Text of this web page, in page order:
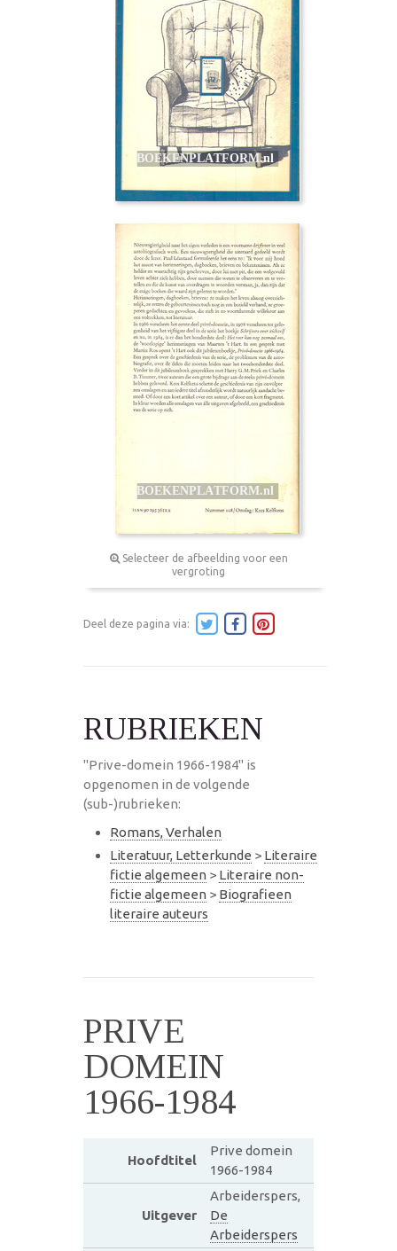
Selecteer de afbeelding voor een
vergroting
Deel deze pagina via:
RUBRIEKEN
"Prive-domein 1966-1984" is
opgenomen in de volgende
(sub-)rubrieken:
Romans, Verhalen
Literatuur, Letterkunde > Literaire
fictie algemeen > Literaire non-
fictie algemeen > Biografieen
literaire auteurs
PRIVE
DOMEIN
1966-1984
Hoofdtitel
Prive domein
1966-1984
Uitgever
Arbeiderspers,
De
Arbeiderspers